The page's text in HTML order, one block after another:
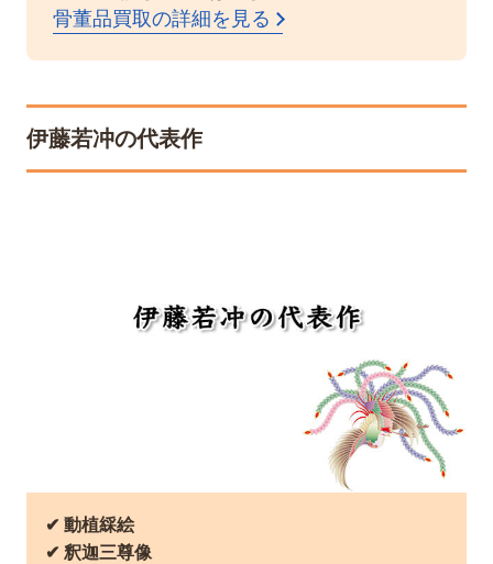
骨董品買取の詳細を見る
伊藤若冲の代表作
✔︎ 動植綵絵
✔︎ 釈迦三尊像